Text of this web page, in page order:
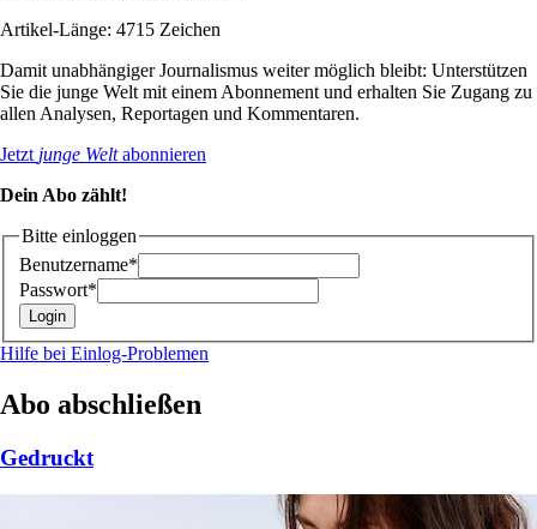
Artikel-Länge: 4715 Zeichen
Damit unabhängiger Journalismus weiter möglich bleibt: Unterstützen
Sie die junge Welt mit einem Abonnement und erhalten Sie Zugang zu
allen Analysen, Reportagen und Kommentaren.
Jetzt junge Weltabonnieren
Dein Abo zählt!
Bitte einloggen
Benutzername*
Passwort*
Hilfe bei Einlog-Problemen
Abo abschließen
Gedruckt